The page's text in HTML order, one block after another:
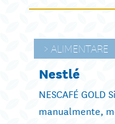
ALIMENTARE
Nestlé
NESCAFÉ
manualmente,